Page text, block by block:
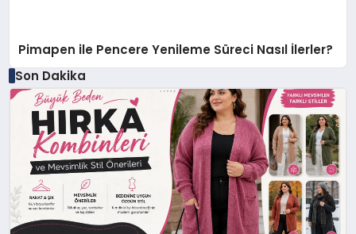
Pimapen ile Pencere Yenileme Süreci Nasıl İlerler?
Son Dakika